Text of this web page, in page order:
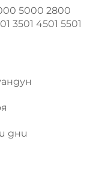
5000 2800
3501 4501 5501
дни